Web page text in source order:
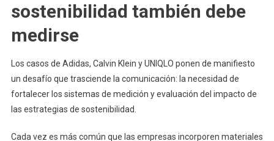
sostenibilidad también debe
medirse
Los casos de Adidas, Calvin Klein y UNIQLO ponen de manifiesto
un desafío que trasciende la comunicación: la necesidad de
fortalecer los sistemas de medición y evaluación del impacto de
las estrategias de sostenibilidad.
Cada vez es más común que las empresas incorporen materiales